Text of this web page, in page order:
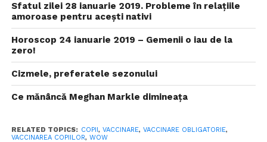
Sfatul zilei 28 ianuarie 2019. Probleme în relațiile
amoroase pentru acești nativi
Horoscop 24 ianuarie 2019 – Gemenii o iau de la
zero!
Cizmele, preferatele sezonului
Ce mănâncă Meghan Markle dimineața
RELATED TOPICS: COPII, VACCINARE, VACCINARE OBLIGATORIE,
VACCINAREA COPIILOR, WOW